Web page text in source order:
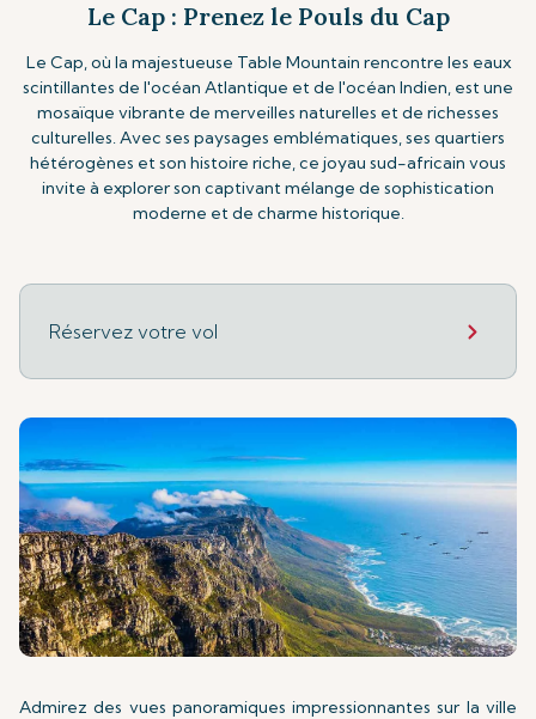
Le Cap : Prenez le Pouls du Cap
Le Cap, où la majestueuse Table Mountain rencontre les eaux
scintillantes de l'océan Atlantique et de l'océan Indien, est une
mosaïque vibrante de merveilles naturelles et de richesses
culturelles. Avec ses paysages emblématiques, ses quartiers
hétérogènes et son histoire riche, ce joyau sud-africain vous
invite à explorer son captivant mélange de sophistication
moderne et de charme historique.
Réservez votre vol
Admirez des vues panoramiques impressionnantes sur la ville